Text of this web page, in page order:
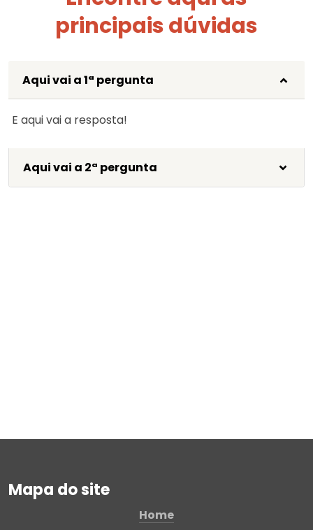
principais dúvidas
Aqui vai a 1ª pergunta
E aqui vai a resposta!
Aqui vai a 2ª pergunta
Mapa do site
Home